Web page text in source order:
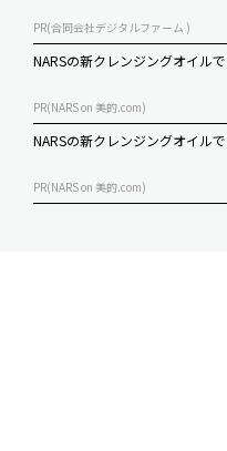
PR(合同会社デジタルファーム )
NARSの新クレンジングオイル
PR(NARS on 美的.com)
NARSの新クレンジングオイル
PR(NARS on 美的.com)